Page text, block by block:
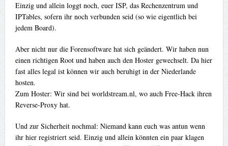
Einzig und allein loggt noch, euer ISP, das Rechenzentrum und
IPTables, sofern ihr noch verbunden seid (so wie eigentlich bei
jedem Board).
Aber nicht nur die Forensoftware hat sich geändert. Wir haben nun
einen richtigen Root und haben auch den Hoster gewechselt. Da hier
fast alles legal ist können wir auch beruhigt in der Niederlande
hosten.
Zum Hoster: Wir sind bei worldstream.nl, wo auch Free-Hack ihren
Reverse-Proxy hat.
Und zur Sicherheit nochmal: Niemand kann euch was antun wenn
ihr hier registriert seid. Einzig und allein könnten ein paar klagen